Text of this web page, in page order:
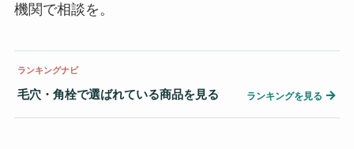
機関で相談を。
ランキングナビ
毛穴・角栓で選ばれている商品を見る ランキングを見る →